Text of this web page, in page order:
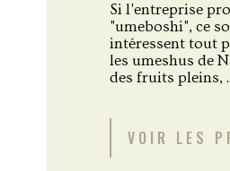
Si l'entreprise
"umeboshi", ce
intéressent tout
les umeshus de
des fruits pleins,
VOIR LES